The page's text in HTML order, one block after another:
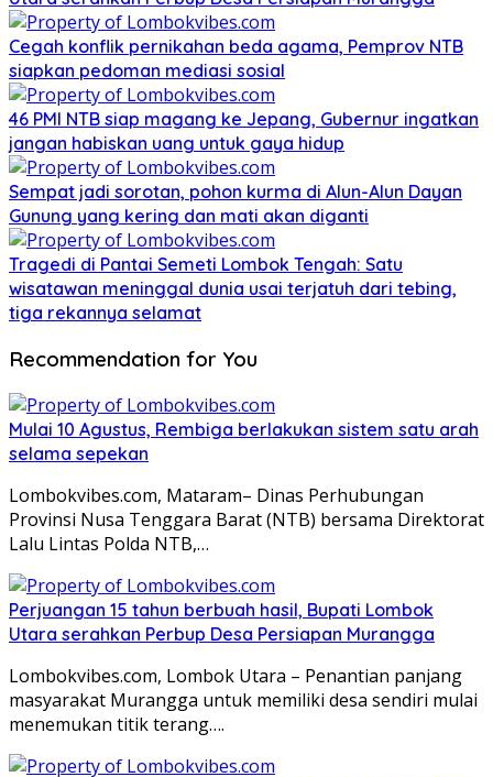
Cegah konflik pernikahan beda agama, Pemprov NTB
siapkan pedoman mediasi sosial
46 PMI NTB siap magang ke Jepang, Gubernur ingatkan
jangan habiskan uang untuk gaya hidup
Sempat jadi sorotan, pohon kurma di Alun-Alun Dayan
Gunung yang kering dan mati akan diganti
Tragedi di Pantai Semeti Lombok Tengah: Satu
wisatawan meninggal dunia usai terjatuh dari tebing,
tiga rekannya selamat
Recommendation for You
Mulai 10 Agustus, Rembiga berlakukan sistem satu arah
selama sepekan
Lombokvibes.com, Mataram– Dinas Perhubungan
Provinsi Nusa Tenggara Barat (NTB) bersama Direktorat
Lalu Lintas Polda NTB,…
Perjuangan 15 tahun berbuah hasil, Bupati Lombok
Utara serahkan Perbup Desa Persiapan Murangga
Lombokvibes.com, Lombok Utara – Penantian panjang
masyarakat Murangga untuk memiliki desa sendiri mulai
menemukan titik terang….